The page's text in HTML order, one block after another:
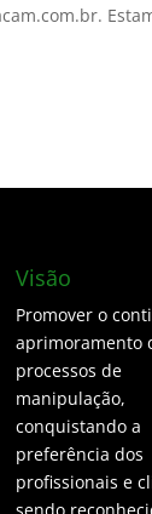
Visão
Promover o
aprimoramento
processos de
manipulação,
conquistando a
preferência dos
profissionais e
sendo